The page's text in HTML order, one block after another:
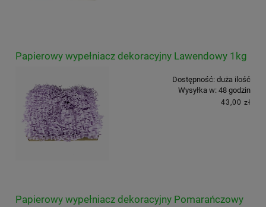
Papierowy wypełniacz dekoracyjny Lawendowy 1kg
Dostępność: duża ilość
Wysyłka w: 48 godzin
43,00 zł
Papierowy wypełniacz dekoracyjny Pomarańczowy